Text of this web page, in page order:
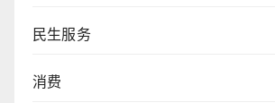
民生服务
消费